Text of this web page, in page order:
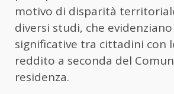
motivo di disparità
diversi studi, che
significative tra cittadini con
reddito a seconda del
residenza.